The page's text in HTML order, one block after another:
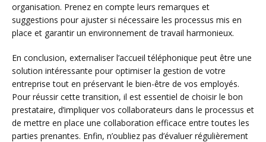
organisation. Prenez en compte leurs remarques et
suggestions pour ajuster si nécessaire les processus mis en
place et garantir un environnement de travail harmonieux.
En conclusion, externaliser l’accueil téléphonique peut être une
solution intéressante pour optimiser la gestion de votre
entreprise tout en préservant le bien-être de vos employés.
Pour réussir cette transition, il est essentiel de choisir le bon
prestataire, d’impliquer vos collaborateurs dans le processus et
de mettre en place une collaboration efficace entre toutes les
parties prenantes. Enfin, n’oubliez pas d’évaluer régulièrement